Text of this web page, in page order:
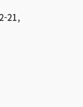
21,